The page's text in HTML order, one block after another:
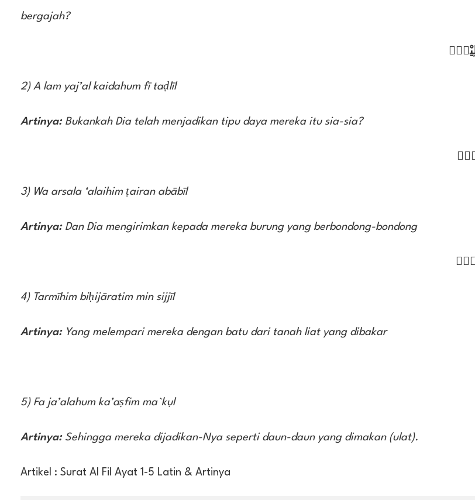
bergajah?
2) A lam yaj’al kaidahum fī taḍlīl
Artinya:Bukankah Dia telah menjadikan tipu daya mereka itu sia-sia?
3) Wa arsala ‘alaihim ṭairan abābīl
Artinya:Dan Dia mengirimkan kepada mereka burung yang berbondong-bondong
4) Tarmīhim biḥijāratim min sijjīl
Artinya: Yang melempari mereka dengan batu dari tanah liat yang dibakar
5) Fa ja’alahum ka’aṣfim ma`kụl
Artinya: Sehingga mereka dijadikan-Nya seperti daun-daun yang dimakan (ulat).
Artikel : Surat Al Fil Ayat 1-5 Latin & Artinya